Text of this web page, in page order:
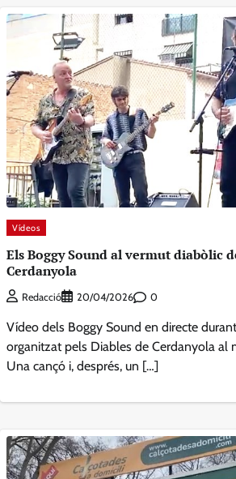
Vídeos
Els Boggy Sound al vermut diabòlic
Cerdanyola
Redacció 20/04/2026 0
Vídeo dels Boggy Sound en directe
organitzat pels Diables de Cerdanyola al
Una cançó i, després, un […]